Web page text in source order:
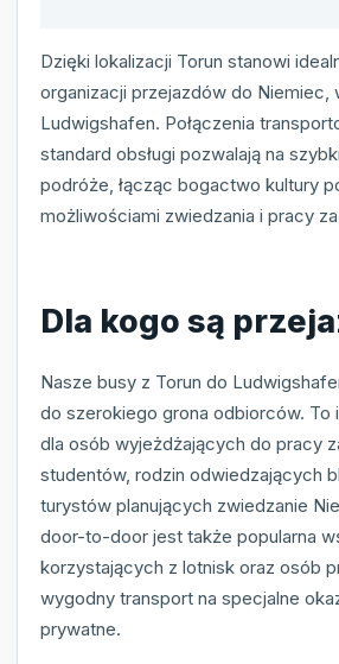
Dzięki lokalizacji Torun stanowi
organizacji przejazdów do Niemiec,
Ludwigshafen. Połączenia
standard obsługi pozwalają na
podróże, łącząc bogactwo kultury
możliwościami zwiedzania i pracy
Dla kogo są
Nasze busy z Torun do
do szerokiego grona odbiorców. To
dla osób wyjeżdżających do pracy
studentów, rodzin odwiedzających
turystów planujących zwiedzanie
door-to-door jest także popularna
korzystających z lotnisk oraz osób
wygodny transport na specjalne
prywatne.